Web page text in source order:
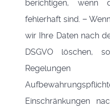
berichtigen, wenn
fehlerhaft sind. −
wir Ihre Daten nach
DSGVO löschen,
Regelungen
Einschränkungen